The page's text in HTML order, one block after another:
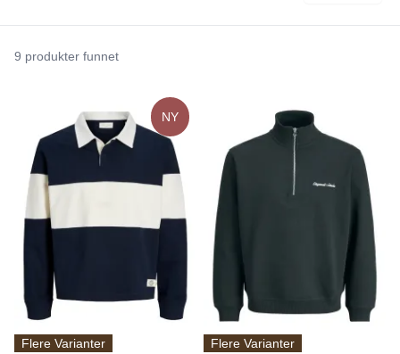
9 produkter funnet
NY
Flere Varianter Flere Varianter